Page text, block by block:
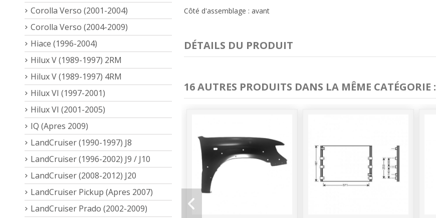
Côté d'assemblage : avant
DÉTAILS DU PRODUIT
16 AUTRES PRODUITS DANS LA MÊME CATÉGORIE :
Corolla Verso (2001-2004)
Corolla Verso (2004-2009)
Hiace (1996-2004)
Hilux V (1989-1997) 2RM
Hilux V (1989-1997) 4RM
Hilux VI (1997-2001)
Hilux VI (2001-2005)
IQ (Apres 2009)
LandCruiser (1990-1997) J8
LandCruiser (1996-2002) J9 / J10
LandCruiser (2008-2012) J20
LandCruiser Pickup (Apres 2007)
LandCruiser Prado (2002-2009)